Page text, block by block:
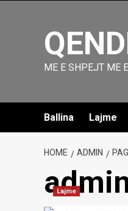
ME E SHPEJT ME
Ballina Lajme
HOME ADMIN
Lajme